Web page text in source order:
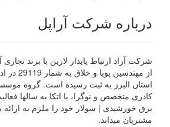
درباره شرکت آراپل
شرکت آراد ارتباط پایدار لارین با برند
از
استان البرز به ثبت رسیده است. گروه
کادری متخصص و نوگرا، با اتکا به سالها
برق خورشیدی | سولار خود را ملزم به
مشتریان میداند.